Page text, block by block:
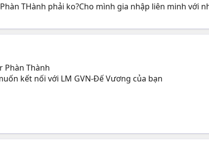
THành phải ko?Cho mình gia nhập liên minh với
Phàn Thành
kết nối với LM GVN-Đế Vương của bạn